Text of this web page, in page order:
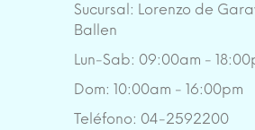
Sucursal: Lorenzo de
Ballen
Lun-Sab: 09:00am -
Dom: 10:00am - 16:00pm
Teléfono: 04-2592200